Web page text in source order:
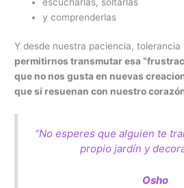
y comprenderlas
Y desde nuestra paciencia, tolerancia
permitirnos transmutar esa
que no nos gusta en nuevas
que sí resuenan con nuestro
“No esperes que alguien te
propio jardín y
Osho